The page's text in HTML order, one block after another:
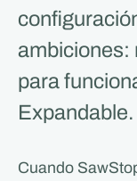
ambiciones:
para
Expandable.
Cuando